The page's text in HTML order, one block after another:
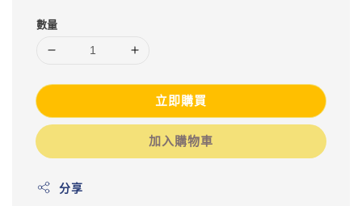
數量
立即購買
加入購物車
分享